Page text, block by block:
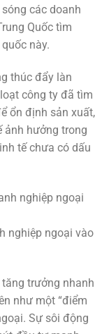
các doanh
Quốc tìm
này.
thúc đẩy làn
công ty đã tìm
ổn định sản xuất,
ảnh hưởng trong
tế chưa có dấu
nghiệp ngoại vào
trưởng nhanh
như một “điểm
Sự sôi động